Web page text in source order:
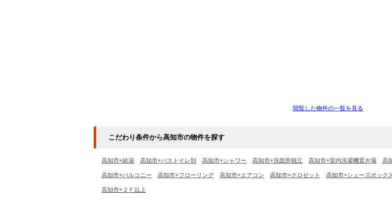
閲覧した物件の一覧を見る
こだわり条件から高知市の物件を探す
高知市+給湯 高知市+バストイレ別 高知市+シャワー 高知市+洗面所独立 高知市+室内洗濯機置き場 高
高知市+バルコニー 高知市+フローリング 高知市+エアコン 高知市+クロゼット 高知市+シューズボック
高知市+２Ｆ以上